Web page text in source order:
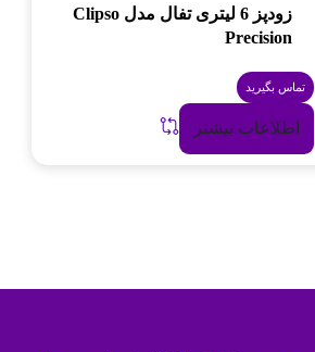
زودپز 6 لیتری تفال مدل Clipso
Precision
تماس بگیرید
اطلاعات بیشتر